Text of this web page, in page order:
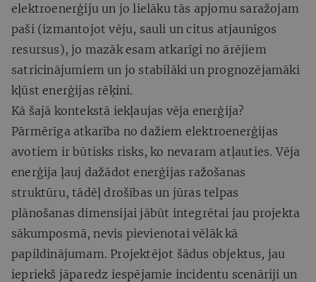
elektroenerģiju un jo lielāku tās apjomu saražojam
paši (izmantojot vēju, sauli un citus atjaunīgos
resursus), jo mazāk esam atkarīgi no ārējiem
satricinājumiem un jo stabilāki un prognozējamāki
kļūst enerģijas rēķini.
Kā šajā kontekstā iekļaujas vēja enerģija?
Pārmērīga atkarība no dažiem elektroenerģijas
avotiem ir būtisks risks, ko nevaram atļauties. Vēja
enerģija ļauj dažādot enerģijas ražošanas
struktūru, tādēļ drošības un jūras telpas
plānošanas dimensijai jābūt integrētai jau projekta
sākumposmā, nevis pievienotai vēlāk kā
papildinājumam. Projektējot šādus objektus, jau
iepriekš jāparedz iespējamie incidentu scenāriji un